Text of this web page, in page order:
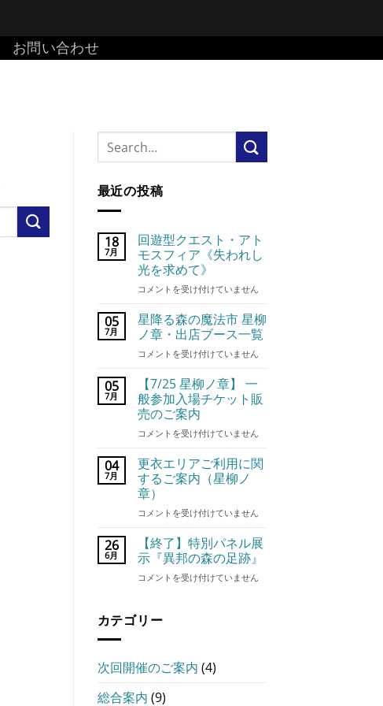
お問い合わせ
最近の投稿
18
7月
回遊型クエスト・アト
モスフィア《失われし
光を求めて》
回
型
ク
エ
ス
ア
ト
モ
ス
フ
ア
《失
わ
れ
し
求
て》
コメントを受け付けていません
05
7月
星降る森の魔法市 星柳
ノ章・出店ブース一覧
星
る
森
の
魔
法
星
柳
ノ
章・
出
ブ
ー
ス
一
コメントを受け付けていません
05
7月
【7/25 星柳ノ章】 一
般参加入場チケット販
売のご案内
【7/25
柳
ノ
章】
一
般
加
入
場
チ
ト
の
ご
内
コメントを受け付けていません
04
7月
更衣エリアご利用に関
するご案内（星柳ノ
章）
更
エ
リ
ア
ご
に
る
ご
内
コメントを受け付けていません
26
6月
【終了】特別パネル展
示『異邦の森の足跡』
【終
別
パ
展
『異
コメントを受け付けていません
カテゴリー
次回開催のご案内 (4)
総合案内 (9)